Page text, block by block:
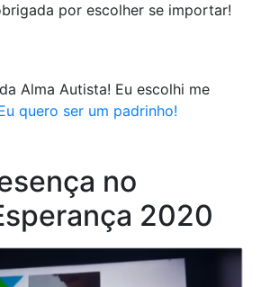
por escolher se importar!
Alma Autista! Eu escolhi me
quero ser um padrinho!
no
2020